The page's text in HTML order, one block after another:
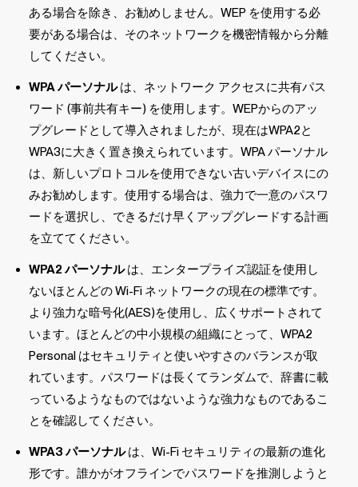
ある場合を除き、お勧めしません。WEP を使用する必
要がある場合は、そのネットワークを機密情報から分離
してください。
WPA パーソナルは、ネットワーク アクセスに共有パス
ワード (事前共有キー) を使用します。WEPからのアッ
プグレードとして導入されましたが、現在はWPA2と
WPA3に大きく置き換えられています。WPA パーソナル
は、新しいプロトコルを使用できない古いデバイスにの
みお勧めします。使用する場合は、強力で一意のパスワ
ードを選択し、できるだけ早くアップグレードする計画
を立ててください。
WPA2 パーソナルは、エンタープライズ認証を使用し
ないほとんどの Wi-Fi ネットワークの現在の標準です。
より強力な暗号化(AES)を使用し、広くサポートされて
います。ほとんどの中小規模の組織にとって、WPA2
Personal はセキュリティと使いやすさのバランスが取
れています。パスワードは長くてランダムで、辞書に載
っているようなものではないような強力なものであるこ
とを確認してください。
WPA3 パーソナルは、Wi-Fi セキュリティの最新の進化
形です。誰かがオフラインでパスワードを推測しようと